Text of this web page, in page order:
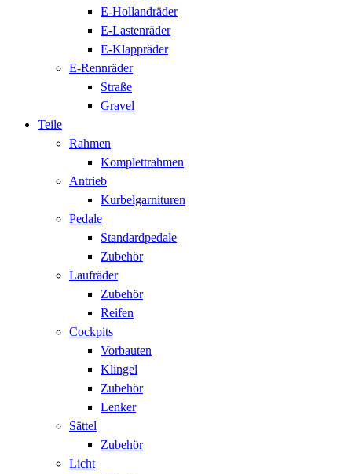
E-Hollandräder
E-Lastenräder
E-Klappräder
E-Rennräder
Straße
Gravel
Teile
Rahmen
Komplettrahmen
Antrieb
Kurbelgarnituren
Pedale
Standardpedale
Zubehör
Laufräder
Zubehör
Reifen
Cockpits
Vorbauten
Klingel
Zubehör
Lenker
Sättel
Zubehör
Licht